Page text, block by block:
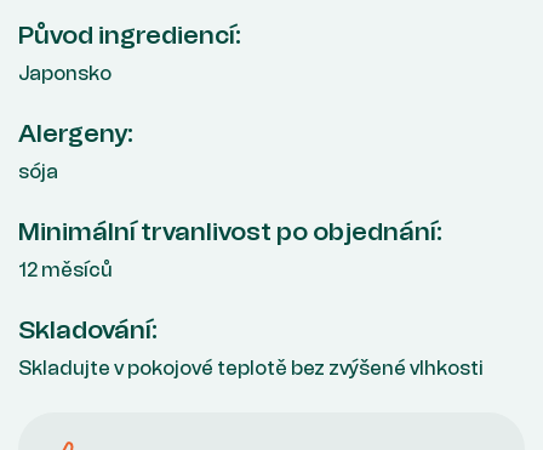
Původ ingrediencí:
Japonsko
Alergeny:
sója
Minimální trvanlivost po objednání:
12 měsíců
Skladování:
Skladujte v pokojové teplotě bez zvýšené vlhkosti